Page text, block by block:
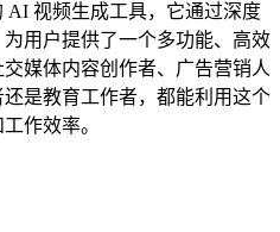
AI 视频生成工具，它通过深度
用户提供了一个多功能、高效
媒体内容创作者、广告营销人
是教育工作者，都能利用这个
作效率。